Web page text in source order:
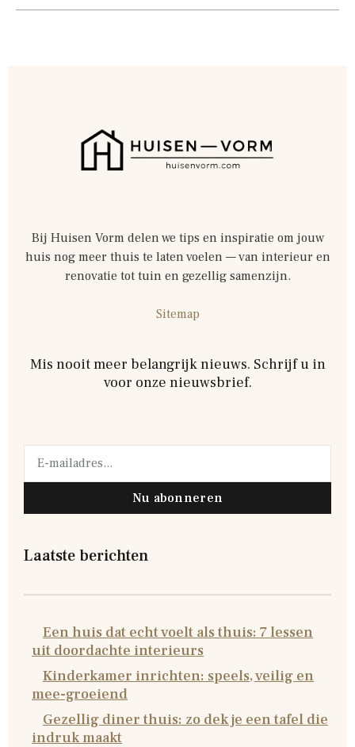
Bij Huisen Vorm delen we tips en inspiratie om jouw
huis nog meer thuis te laten voelen — van interieur en
renovatie tot tuin en gezellig samenzijn.
Sitemap
Mis nooit meer belangrijk nieuws. Schrijf u in
voor onze nieuwsbrief.
Nu abonneren
Laatste berichten
Een huis dat echt voelt als thuis: 7 lessen
uit doordachte interieurs
Kinderkamer inrichten: speels, veilig en
mee-groeiend
Gezellig diner thuis: zo dek je een tafel die
indruk maakt